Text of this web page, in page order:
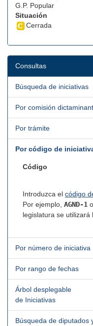
G.P. Popular
Situación
Cerrada
Consultas
Búsqueda de iniciativas
Por comisión
Por trámite
Por código de
Código
Introduzca el código
Por ejemplo, AGND-1 o
legislatura se utilizará
Por número de iniciativa
Por rango de fechas
Árbol desplegable
de Iniciativas
Búsqueda de diputados